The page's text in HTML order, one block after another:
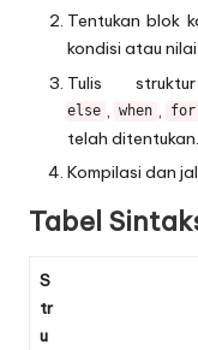
Tentukan blok
kondisi atau
Tulis
else
when for
telah ditentukan.
Kompilasi dan
Tabel
S
tr
u